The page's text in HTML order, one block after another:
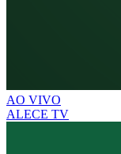
AO VIVO
ALECE TV